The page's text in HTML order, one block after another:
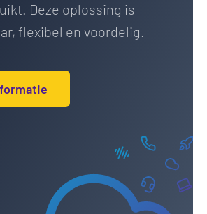
Deze oplossing is
flexibel en voordelig.